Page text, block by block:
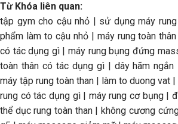
Từ Khóa liên quan:
tập gym cho cậu nhỏ | sử dụng máy
phẩm làm to cậu nhỏ | máy rung toàn
có tác dụng gì | máy rung bụng đứng
toàn thân có tác dụng gì | dây hãm
máy tập rung toàn than | làm to duong vat
rung có tác dụng gì | máy rung cơ bụng |
thể dục rung toàn than | không cương